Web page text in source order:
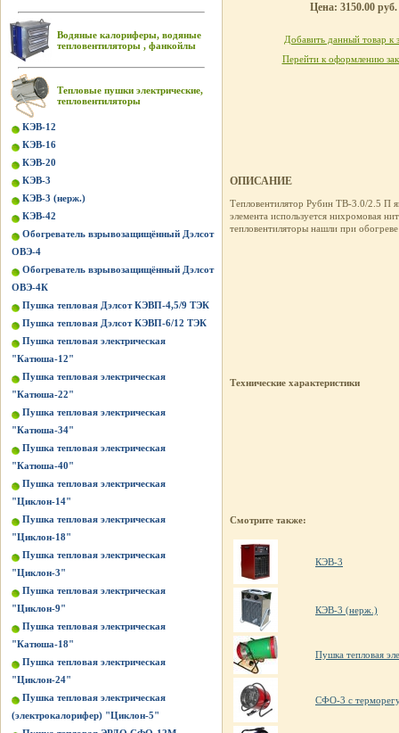
Водяные калориферы, водяные
тепловентиляторы , фанкойлы
Тепловые пушки электрические,
тепловентиляторы
КЭВ-12
КЭВ-16
КЭВ-20
КЭВ-3
КЭВ-3 (нерж.)
КЭВ-42
Обогреватель взрывозащищённый Дэлсот
ОВЭ-4
Обогреватель взрывозащищённый Дэлсот
ОВЭ-4К
Пушка тепловая Дэлсот КЭВП-4,5/9 ТЭК
Пушка тепловая Дэлсот КЭВП-6/12 ТЭК
Пушка тепловая электрическая
"Катюша-12"
Пушка тепловая электрическая
"Катюша-22"
Пушка тепловая электрическая
"Катюша-34"
Пушка тепловая электрическая
"Катюша-40"
Пушка тепловая электрическая
"Циклон-14"
Пушка тепловая электрическая
"Циклон-18"
Пушка тепловая электрическая
"Циклон-3"
Пушка тепловая электрическая
"Циклон-9"
Пушка тепловая электрическая
"Катюша-18"
Пушка тепловая электрическая
"Циклон-24"
Пушка тепловая электрическая
(электрокалорифер) "Циклон-5"
Цена: 3150.00 руб.
Добавить данный товар к
Перейти к оформлению
ОПИСАНИЕ
Тепловентилятор Рубин ТВ-3.0/2.5 П
элемента используется нихромовая
тепловентиляторы нашли при
Технические характеристики
Смотрите также:
КЭВ-3
КЭВ-3 (нерж.)
Пушка тепловая
СФО-3 с